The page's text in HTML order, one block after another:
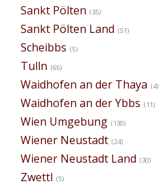
Sankt Pölten (35)
Sankt Pölten Land (51)
Scheibbs (5)
Tulln (65)
Waidhofen an der Thaya (4)
Waidhofen an der Ybbs (11)
Wien Umgebung (130)
Wiener Neustadt (24)
Wiener Neustadt Land (30)
Zwettl (5)